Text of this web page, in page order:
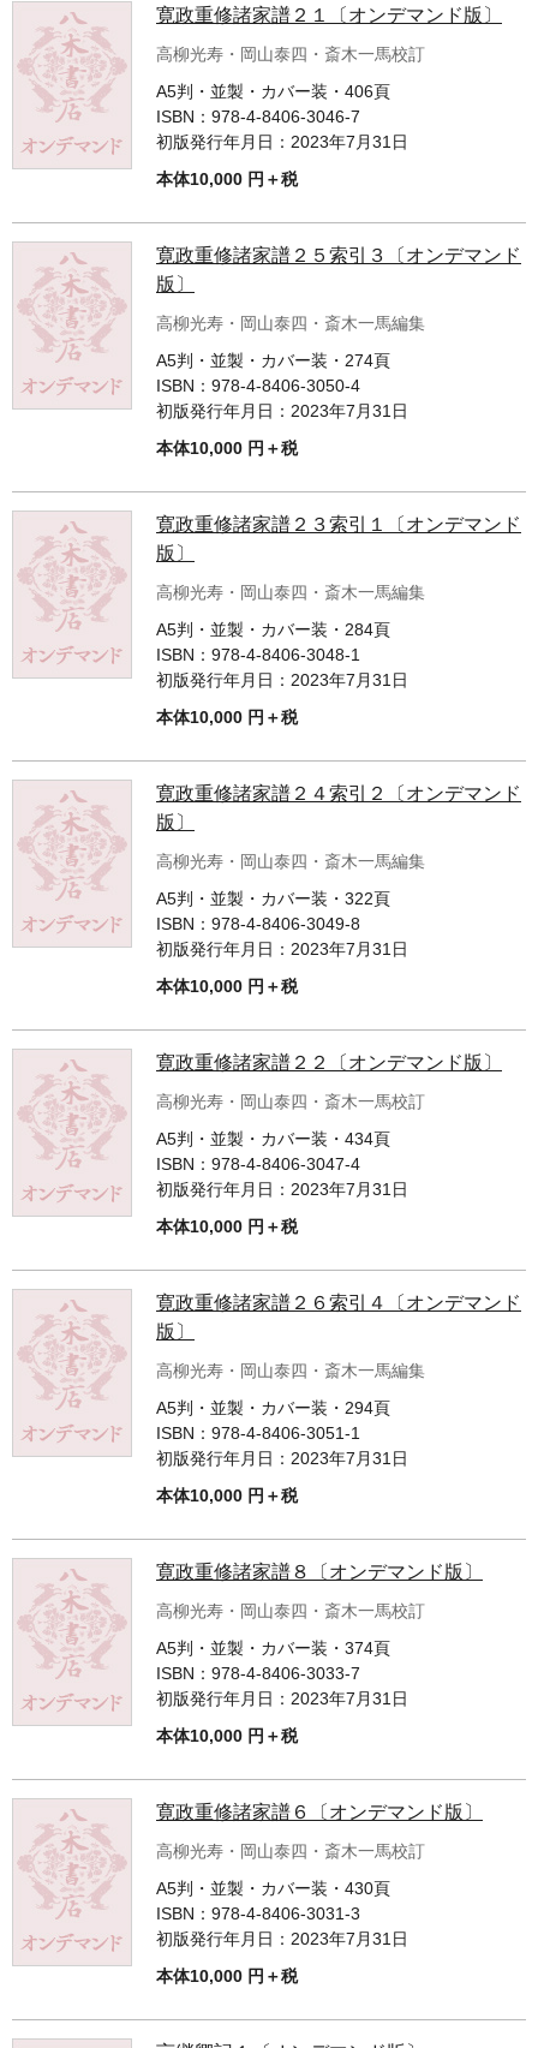
寛政重修諸家譜２１〔オンデマンド版〕
高柳光寿・岡山泰四・斎木一馬校訂
A5判・並製・カバー装・406頁
ISBN： 978-4-8406-3046-7
初版発行年月日： 2023年7月31日
本体10,000 円＋税
寛政重修諸家譜２５索引３〔オンデマンド
版〕
高柳光寿・岡山泰四・斎木一馬編集
A5判・並製・カバー装・274頁
ISBN： 978-4-8406-3050-4
初版発行年月日： 2023年7月31日
本体10,000 円＋税
寛政重修諸家譜２３索引１〔オンデマンド
版〕
高柳光寿・岡山泰四・斎木一馬編集
A5判・並製・カバー装・284頁
ISBN： 978-4-8406-3048-1
初版発行年月日： 2023年7月31日
本体10,000 円＋税
寛政重修諸家譜２４索引２〔オンデマンド
版〕
高柳光寿・岡山泰四・斎木一馬編集
A5判・並製・カバー装・322頁
ISBN： 978-4-8406-3049-8
初版発行年月日： 2023年7月31日
本体10,000 円＋税
寛政重修諸家譜２２〔オンデマンド版〕
高柳光寿・岡山泰四・斎木一馬校訂
A5判・並製・カバー装・434頁
ISBN： 978-4-8406-3047-4
初版発行年月日： 2023年7月31日
本体10,000 円＋税
寛政重修諸家譜２６索引４〔オンデマンド
版〕
高柳光寿・岡山泰四・斎木一馬編集
A5判・並製・カバー装・294頁
ISBN： 978-4-8406-3051-1
初版発行年月日： 2023年7月31日
本体10,000 円＋税
寛政重修諸家譜８〔オンデマンド版〕
高柳光寿・岡山泰四・斎木一馬校訂
A5判・並製・カバー装・374頁
ISBN： 978-4-8406-3033-7
初版発行年月日： 2023年7月31日
本体10,000 円＋税
寛政重修諸家譜６〔オンデマンド版〕
高柳光寿・岡山泰四・斎木一馬校訂
A5判・並製・カバー装・430頁
ISBN： 978-4-8406-3031-3
初版発行年月日： 2023年7月31日
本体10,000 円＋税